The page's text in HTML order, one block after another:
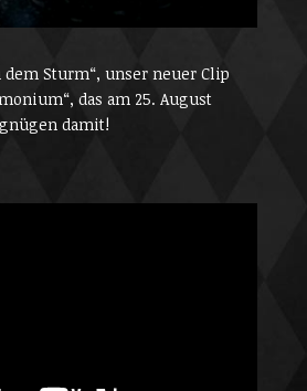
Sturm“, unser neuer Clip
das am 25. August
damit!